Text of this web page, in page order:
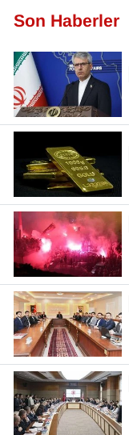
Son Haberler